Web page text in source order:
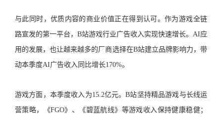
与此同时，优质内容的商业价值正在得到认可。作为游戏全链
路宣发的第一平台，B站游戏行业广告收入实现快速增长。AI应
用的发展，也让越来越多的厂商选择在B站建立品牌影响力，带
动本季度AI广告收入同比增长170%。
游戏方面，本季度收入为15.2亿元。B站坚持精品游戏与长线运
营策略，《FGO》、《碧蓝航线》等游戏收入保持健康稳健；